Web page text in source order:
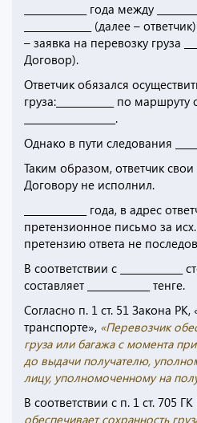
_____________ года между
______________ (далее –
– заявка на перевозку груза
Договор).
Ответчик обязался
груза:____________ по маршруту
___________________.
Однако в пути следования
Таким образом, ответчик свои
Договору не исполнил.
_____________ года, в адрес
претензионное письмо за
претензию ответа не
В соответствии с _____________
составляет _____________ тенге.
Согласно п. 1 ст. 51 Закона
транспорте», «Перевозчик
груза или багажа с момента
до выдачи получателю,
лицу, уполномоченному на
В соответствии с п. 1 ст. 705
обеспечивает сохранность